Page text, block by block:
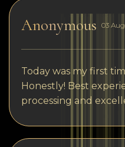
Anonymous 03
Today was my first
Honestly! Best
processing and